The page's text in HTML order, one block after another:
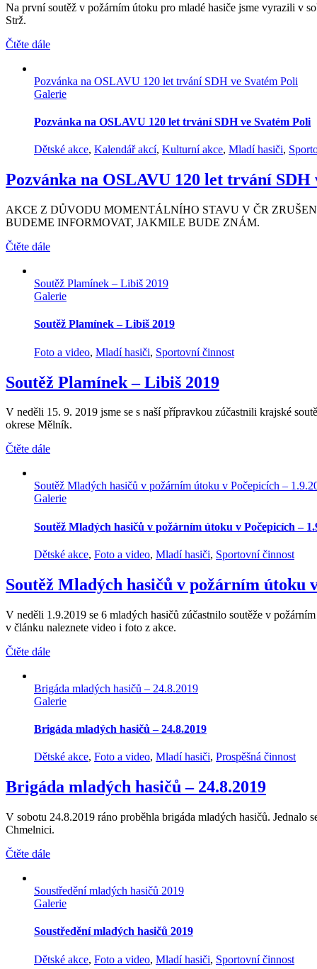
Na první soutěž v požárním útoku pro mladé hasiče jsme vyrazili v
Strž.
Čtěte dále
Pozvánka na OSLAVU 120 let trvání SDH ve Svatém Poli
Galerie
Pozvánka na OSLAVU 120 let trvání SDH ve Svatém Poli
Dětské akce, Kalendář akcí, Kulturní akce, Mladí hasiči,
Pozvánka na OSLAVU 120 let trvání SDH
AKCE Z DŮVODU MOMENTÁLNÍHO STAVU V ČR
BUDEME INFORMOVAT, JAKMILE BUDE ZNÁM.
Čtěte dále
Soutěž Plamínek – Libiš 2019
Galerie
Soutěž Plamínek – Libiš 2019
Foto a video, Mladí hasiči, Sportovní činnost
Soutěž Plamínek – Libiš 2019
V neděli 15. 9. 2019 jsme se s naší přípravkou zúčastnili krajské
okrese Mělník.
Čtěte dále
Soutěž Mladých hasičů v požárním útoku v Počepicích –
Galerie
Soutěž Mladých hasičů v požárním útoku v Počepicích –
Dětské akce, Foto a video, Mladí hasiči, Sportovní činnost
Soutěž Mladých hasičů v požárním útoku
V neděli 1.9.2019 se 6 mladých hasičů zúčastnilo soutěže v
v článku naleznete video i foto z akce.
Čtěte dále
Brigáda mladých hasičů – 24.8.2019
Galerie
Brigáda mladých hasičů – 24.8.2019
Dětské akce, Foto a video, Mladí hasiči, Prospěšná činnost
Brigáda mladých hasičů – 24.8.2019
V sobotu 24.8.2019 ráno proběhla brigáda mladých hasičů. Jednalo
Chmelnici.
Čtěte dále
Soustředění mladých hasičů 2019
Galerie
Soustředění mladých hasičů 2019
Dětské akce, Foto a video, Mladí hasiči, Sportovní činnost